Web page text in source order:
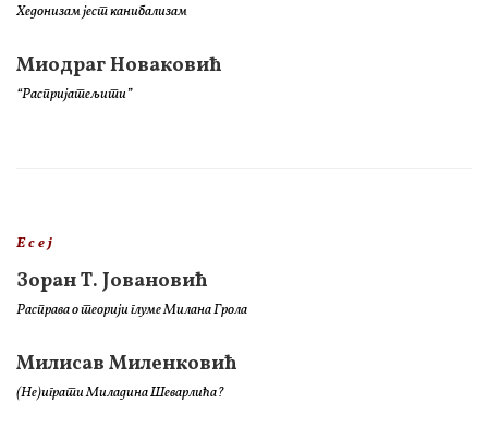
Хедонизам јест канибализам
Миодраг Новаковић
“Распријатељити”
Е с е ј
Зоран Т. Јовановић
Расправа о теорији глуме Милана Грола
Милисав Миленковић
(Не)играти Миладина Шеварлића?